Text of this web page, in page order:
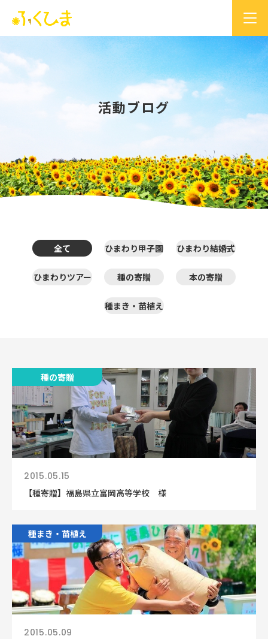
活動ブログ
全て ひまわり甲子園 ひまわり結婚式
ひまわりツアー 種の寄贈 本の寄贈
種まき・苗植え
種の寄贈
2015.05.15
【種寄贈】福島県立富岡高等学校 様
ひまわり結婚式
種まき・苗植え
2015.05.09